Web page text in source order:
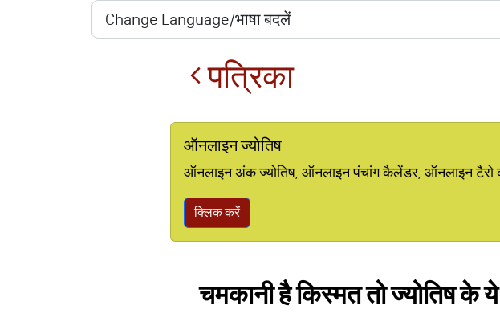
पत्रिका
ऑनलाइन ज्योतिष
ऑनलाइन अंक ज्योतिष, ऑनलाइन पंचांग कैलेंडर, ऑनलाइन टैरो
क्लिक करें
चमकानी है किस्मत तो ज्योतिष के